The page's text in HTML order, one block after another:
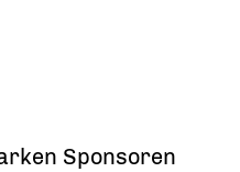
Sponsoren